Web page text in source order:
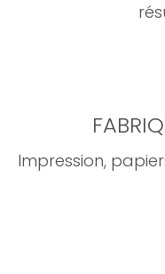
Impression,